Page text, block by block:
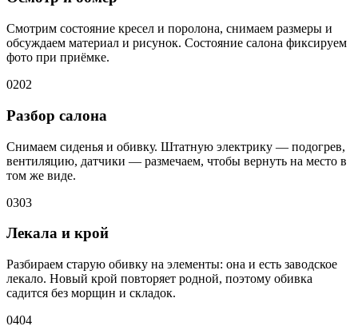
Смотрим состояние кресел и поролона, снимаем размеры и
обсуждаем материал и рисунок. Состояние салона фиксируем
фото при приёмке.
0202
Разбор салона
Снимаем сиденья и обивку. Штатную электрику — подогрев,
вентиляцию, датчики — размечаем, чтобы вернуть на место в
том же виде.
0303
Лекала и крой
Разбираем старую обивку на элементы: она и есть заводское
лекало. Новый крой повторяет родной, поэтому обивка
садится без морщин и складок.
0404